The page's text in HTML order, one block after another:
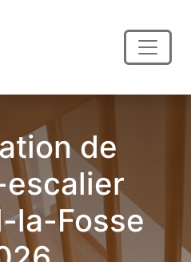
de
la-Fosse